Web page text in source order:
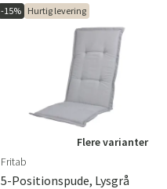
-15% Hurtig levering
Flere varianter
Fritab
5-Positionspude, Lysgrå